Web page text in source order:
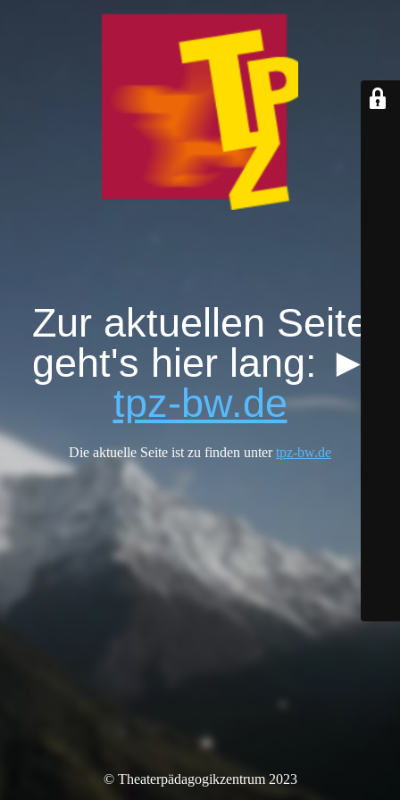
Zur aktuellen Seite
geht's hier lang: ►
tpz-bw.de
Die aktuelle Seite ist zu finden untertpz-bw.de
© Theaterpädagogikzentrum 2023